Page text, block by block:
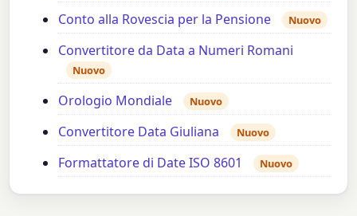
Conto alla Rovescia per la Pensione Nuovo
Convertitore da Data a Numeri Romani
Nuovo
Orologio Mondiale Nuovo
Convertitore Data Giuliana Nuovo
Formattatore di Date ISO 8601 Nuovo